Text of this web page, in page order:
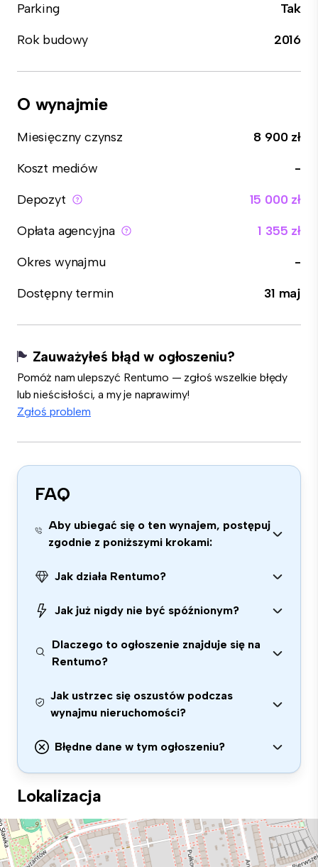
Parking
Tak
Rok budowy
2016
O wynajmie
Miesięczny czynsz
8 900 zł
Koszt mediów
-
Depozyt
15 000 zł
Opłata agencyjna
1 355 zł
Okres wynajmu
-
Dostępny termin
31 maj
Zauważyłeś błąd w ogłoszeniu?
Pomóż nam ulepszyć Rentumo — zgłoś wszelkie błędy
lub nieścisłości, a my je naprawimy!
Zgłoś problem
FAQ
Aby ubiegać się o ten wynajem, postępuj
zgodnie z poniższymi krokami:
Jak działa Rentumo?
Jak już nigdy nie być spóźnionym?
Dlaczego to ogłoszenie znajduje się na
Rentumo?
Jak ustrzec się oszustów podczas
wynajmu nieruchomości?
Błędne dane w tym ogłoszeniu?
Lokalizacja